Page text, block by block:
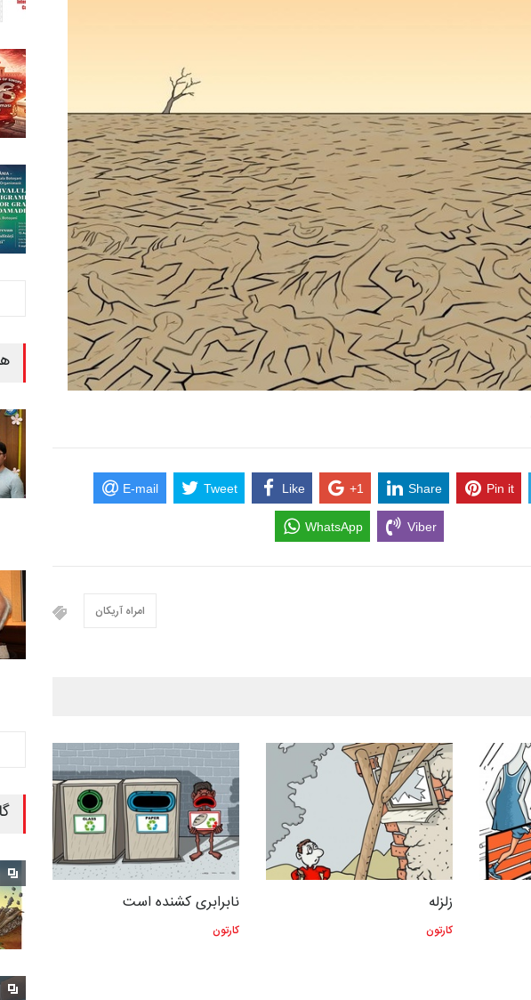
E-mail Tweet Like +1 Share Pin it
WhatsApp Viber
امراه آریکان
نابرابری کشنده است
کارتون
زلزله
کارتون